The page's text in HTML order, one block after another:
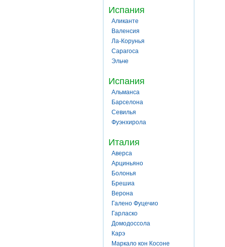
Испания
Аликанте
Валенсия
Ла-Корунья
Сарагоса
Эльче
Испания
Альманса
Барселона
Севилья
Фуэнхирола
Италия
Аверса
Арциньяно
Болонья
Брешиа
Верона
Галено Фуцечио
Гарласко
Домодоссола
Карэ
Маркало кон Косоне